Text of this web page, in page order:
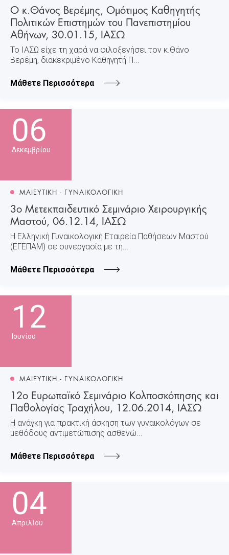
Ο κ.Θάνος Βερέμης, Ομότιμος Καθηγητής
Πολιτικών Επιστημών του Πανεπιστημίου
Αθήνων, 30.01.15, ΙΑΣΩ
Το ΙΑΣΩ είχε τη χαρά να φιλοξενήσει τον κ.Θάνο
Βερέμη, διακεκριμένο Καθηγητή Π...
Μάθετε Περισσότερα
06
Δεκεμβρίου
ΜΑΙΕΥΤΙΚΗ - ΓΥΝΑΙΚΟΛΟΓΙΚΗ
3ο Μετεκπαιδευτικό Σεμινάριο Χειρουργικής
Μαστού, 06.12.14, ΙΑΣΩ
Η Ελληνική Γυναικολογική Εταιρεία Παθήσεων Μαστού
(ΕΓΕΠΑΜ) σε συνεργασία με τη...
Μάθετε Περισσότερα
12
Ιουνίου
ΜΑΙΕΥΤΙΚΗ - ΓΥΝΑΙΚΟΛΟΓΙΚΗ
12ο Ευρωπαϊκό Σεμινάριο Κολποσκόπησης και
Παθολογίας Τραχήλου, 12.06.2014, ΙΑΣΩ
Η ανάγκη για πρακτική άσκηση των γυναικολόγων σε
μεθόδους αντιμετώπισης ασθενώ...
Μάθετε Περισσότερα
04
Απριλίου